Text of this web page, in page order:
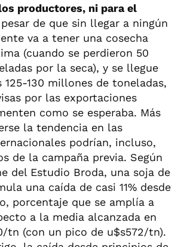
productores, ni para el
de que sin llegar a ningún
va a tener una cosecha
(cuando se perdieron 50
por la seca), y se llegue
130 millones de toneladas,
por las exportaciones
como se esperaba. Más
la tendencia en las
podrían, incluso,
de la campaña previa. Según
del Estudio Broda, una soja de
una caída de casi 11% desde
porcentaje que se amplía a
a la media alcanzada en
tn (con un pico de u$s572/tn).